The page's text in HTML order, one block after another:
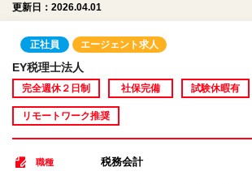
更新日：2026.04.01
正社員 エージェント求人
EY税理士法人
完全週休２日制 社保完備 試験休暇有
リモートワーク推奨
職種 税務会計